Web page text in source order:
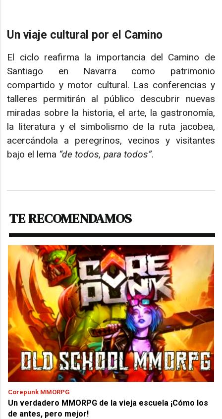
Un viaje cultural por el Camino
El ciclo reafirma la importancia del Camino de
Santiago en Navarra como patrimonio
compartido y motor cultural. Las conferencias y
talleres permitirán al público descubrir nuevas
miradas sobre la historia, el arte, la gastronomía,
la literatura y el simbolismo de la ruta jacobea,
acercándola a peregrinos, vecinos y visitantes
bajo el lema “de todos, para todos”.
TE RECOMENDAMOS
Corepunk MMORPG
Un verdadero MMORPG de la vieja escuela ¡Cómo los
de antes, pero mejor!